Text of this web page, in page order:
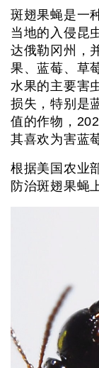
斑翅果蝇是一
当地的入侵昆
达俄勒冈州，
果、蓝莓、草
水果的主要害
损失，特别是
值的作物，
其喜欢为害蓝
根据美国农业
防治斑翅果蝇